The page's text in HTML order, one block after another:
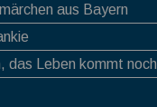
aus Bayern
das Leben kommt noch